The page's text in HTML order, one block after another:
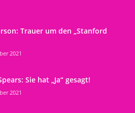
Trauer um den „Stanford
2021
Sie hat „Ja“ gesagt!
2021